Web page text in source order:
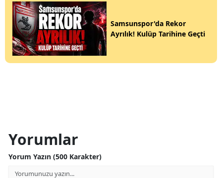
Samsunspor'da Rekor
Ayrılık! Kulüp Tarihine Geçti
Yorumlar
Yorum Yazın (500 Karakter)